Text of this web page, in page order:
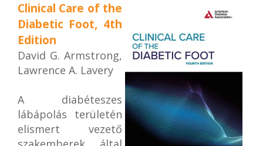
Clinical Care of the
Diabetic Foot, 4th
Edition
David G. Armstrong,
Lawrence A. Lavery
A diabéteszes
lábápolás területén
elismert vezető